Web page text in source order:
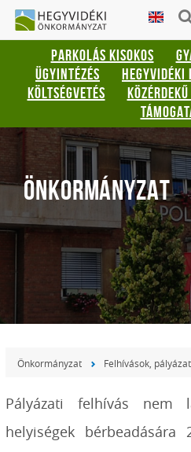
Gyorsbillentyűk
listája
Keresés:
"S"
Bejelentkezés:
HEGYVIDÉKI
PARKOLÁS KISOKOS
ÜGYINTÉZÉS
HEGYVIDÉKI
KÖLTSÉGVETÉS
ÖNKORMÁNYZAT
Önkormányzat Felhívások,
Pályázati felhívás nem
helyiségek bérbeadására